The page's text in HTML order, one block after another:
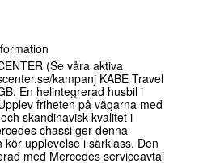
(Se våra aktiva
kampanj KABE Travel
En helintegrerad husbil i
friheten på vägarna med
skandinavisk kvalitet i
chassi ger denna
upplevelse i särklass. Den
med Mercedes serviceavtal